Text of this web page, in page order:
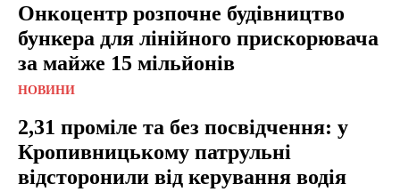
Онкоцентр розпочне будівництво
бункера для лінійного прискорювача
за майже 15 мільйонів
НОВИНИ
2,31 проміле та без посвідчення: у
Кропивницькому патрульні
відсторонили від керування водія